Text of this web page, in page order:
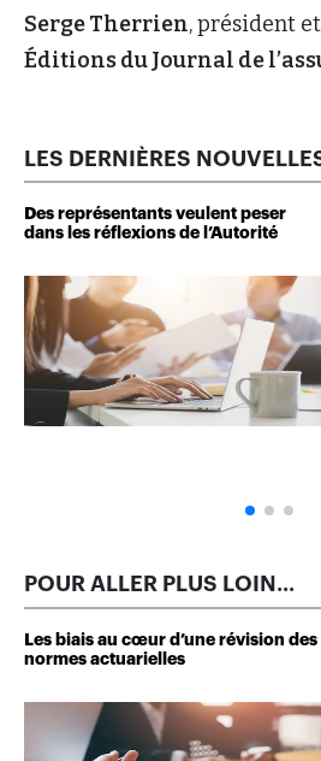
Serge Therrien, président
Éditions du Journal de
LES DERNIÈRES
Des représentants veulent peser
dans les réflexions de l’Autorité
POUR ALLER PLUS LOIN...
Les biais au cœur d’une révision des
normes actuarielles